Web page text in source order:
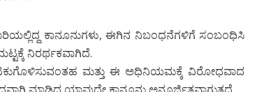
ಕಾನೂನುಗಳು, ಈಗಿನ ನಿಬಂಧನೆಗಳಿಗೆ ಸಂಬಂಧಿಸಿ
ನಿರರ್ಥಕವಾಗಿದೆ.
ಮತ್ತು ಈ ಅಧಿನಿಯಮಕ್ಕೆ ವಿರೋಧವಾದ